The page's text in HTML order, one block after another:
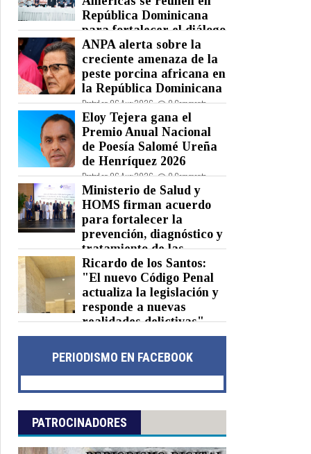
República Dominicana
para fortalecer el diálogo
social y el trabajo decente
Posted on 07 Aug 2026 - 0 Comments
ANPA alerta sobre la
creciente amenaza de la
peste porcina africana en
la República Dominicana
Posted on 06 Aug 2026 - 0 Comments
Eloy Tejera gana el
Premio Anual Nacional
de Poesía Salomé Ureña
de Henríquez 2026
Posted on 06 Aug 2026 - 0 Comments
Ministerio de Salud y
HOMS firman acuerdo
para fortalecer la
prevención, diagnóstico y
tratamiento de las
hepatitis virales
Posted on 06 Aug 2026 - 0 Comments
Ricardo de los Santos:
"El nuevo Código Penal
actualiza la legislación y
responde a nuevas
realidades delictivas"
Posted on 06 Aug 2026 - 0 Comments
PERIODISMO EN FACEBOOK
PATROCINADORES